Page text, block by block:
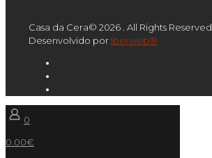
Casa da Cera© 2026 . All Rights Reserved.
Desenvolvido por Iberweb®
0
0.00€